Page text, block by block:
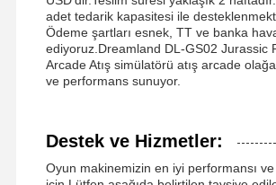
adet tedarik kapasitesi ile
Ödeme şartları esnek, TT ve banka
ediyoruz.Dreamland DL-GS02 Jurassic
Arcade Atış simülatörü atış arcade
ve performans sunuyor.
Destek ve Hizmetler:
Oyun makinemizin en iyi performansı